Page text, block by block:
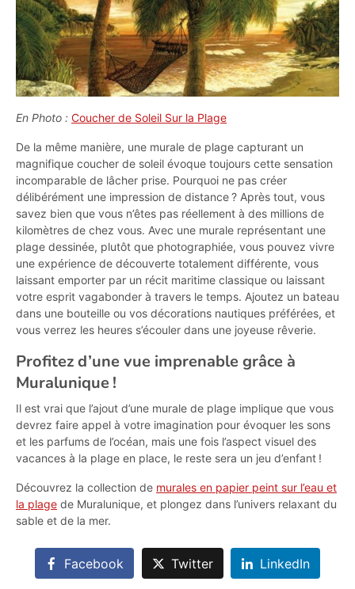
En Photo : Coucher de Soleil Sur la Plage
De la même manière, une murale de plage capturant un
magnifique coucher de soleil évoque toujours cette sensation
incomparable de lâcher prise. Pourquoi ne pas créer
délibérément une impression de distance ? Après tout, vous
savez bien que vous n’êtes pas réellement à des millions de
kilomètres de chez vous. Avec une murale représentant une
plage dessinée, plutôt que photographiée, vous pouvez vivre
une expérience de découverte totalement différente, vous
laissant emporter par un récit maritime classique ou laissant
votre esprit vagabonder à travers le temps. Ajoutez un bateau
dans une bouteille ou vos décorations nautiques préférées, et
vous verrez les heures s’écouler dans une joyeuse rêverie.
Profitez d’une vue imprenable grâce à
Muralunique !
Il est vrai que l’ajout d’une murale de plage implique que vous
devrez faire appel à votre imagination pour évoquer les sons
et les parfums de l’océan, mais une fois l’aspect visuel des
vacances à la plage en place, le reste sera un jeu d’enfant !
Découvrez la collection de murales en papier peint sur l’eau et
la plage de Muralunique, et plongez dans l’univers relaxant du
sable et de la mer.
Facebook Twitter LinkedIn